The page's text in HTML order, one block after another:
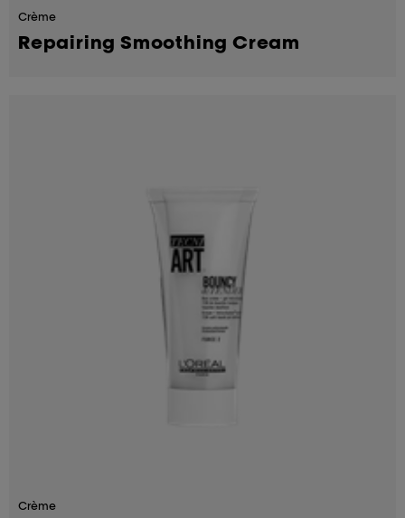
Crème
Repairing Smoothing Cream
Crème